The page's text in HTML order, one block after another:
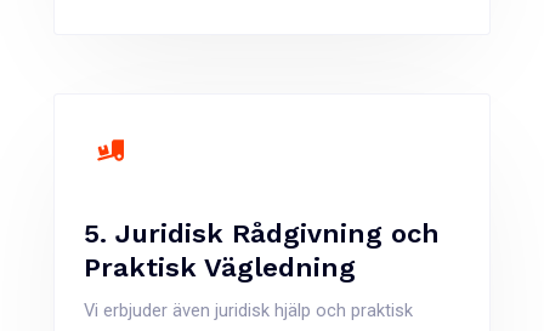
5. Juridisk Rådgivning och
Praktisk Vägledning
Vi erbjuder även juridisk hjälp och praktisk